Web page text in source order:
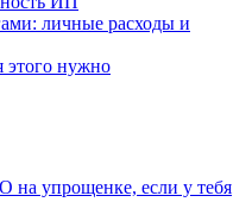
личные расходы и
этого нужно
на упрощенке, если у тебя